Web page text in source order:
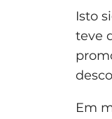
Isto
teve
Em